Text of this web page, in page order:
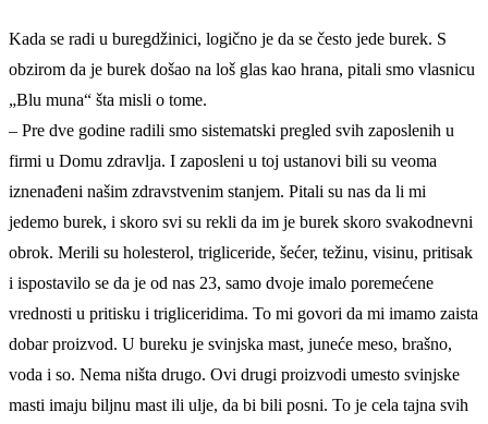
Kada se radi u buregdžinici, logično je da se često jede burek. S
obzirom da je burek došao na loš glas kao hrana, pitali smo vlasnicu
„Blu muna“ šta misli o tome.
– Pre dve godine radili smo sistematski pregled svih zaposlenih u
firmi u Domu zdravlja. I zaposleni u toj ustanovi bili su veoma
iznenađeni našim zdravstvenim stanjem. Pitali su nas da li mi
jedemo burek, i skoro svi su rekli da im je burek skoro svakodnevni
obrok. Merili su holesterol, trigliceride, šećer, težinu, visinu, pritisak
i ispostavilo se da je od nas 23, samo dvoje imalo poremećene
vrednosti u pritisku i trigliceridima. To mi govori da mi imamo zaista
dobar proizvod. U bureku je svinjska mast, juneće meso, brašno,
voda i so. Nema ništa drugo. Ovi drugi proizvodi umesto svinjske
masti imaju biljnu mast ili ulje, da bi bili posni. To je cela tajna svih